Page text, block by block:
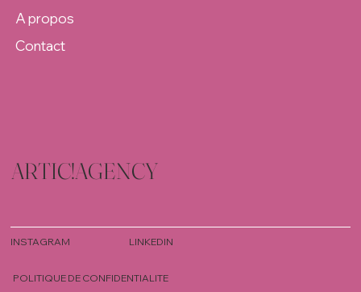
ARTIC!AGENCY
INSTAGRAM LINKEDIN
POLITIQUE DE CONFIDENTIALITE
A propos
Contact